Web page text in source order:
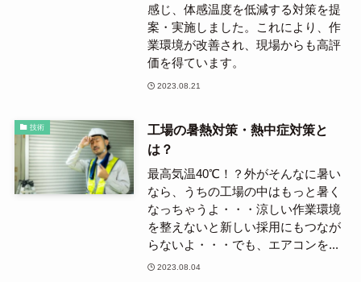
感じ、体感温度を低減する対策を提
案・実施しました。これにより、作
業環境が改善され、現場からも高評
価を得ています。
2023.08.21
技術
工場の暑熱対策・熱中症対策と
は？
最高気温40℃！？外がそんなに暑い
なら、うちの工場の中はもっと暑く
なっちゃうよ・・・涼しい作業環境
を整えないと新しい採用にもつなが
らないよ・・・でも、エアコンを...
2023.08.04